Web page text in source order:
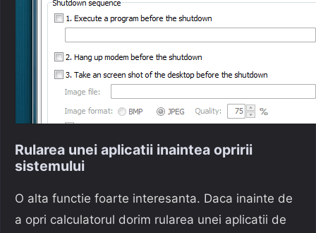
Rularea unei aplicatii inaintea opririi
sistemului
O alta functie foarte interesanta. Daca inainte de
a opri calculatorul dorim rularea unei aplicatii de